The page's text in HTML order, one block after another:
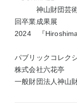
神山財団芸術
回卒業成果展
2024
『
パブリックコレク
株式会社六花亭
一般財団法人神山